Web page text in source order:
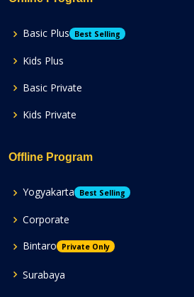
Basic Plus Best Selling
Kids Plus
Basic Private
Kids Private
Offline Program
Yogyakarta Best Selling
Corporate
Bintaro
Private Only
Surabaya